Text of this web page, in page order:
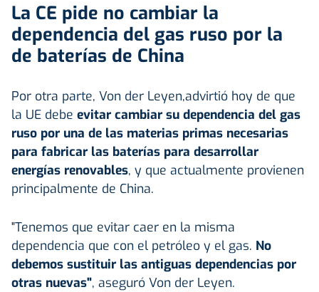
La CE pide no cambiar la
dependencia del gas ruso por la
de baterías de China
Por otra parte, Von der Leyen,advirtió hoy de que
la UE debe evitar cambiar su dependencia del gas
ruso por una de las materias primas necesarias
para fabricar las baterías para desarrollar
energías renovables, y que actualmente provienen
principalmente de China.
"Tenemos que evitar caer en la misma
dependencia que con el petróleo y el gas. No
debemos sustituir las antiguas dependencias por
otras nuevas", aseguró Von der Leyen.